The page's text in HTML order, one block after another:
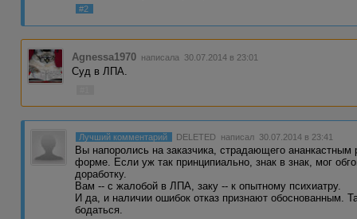
#2
Agnessa1970 написала 30.07.2014 в 23:01
Суд в ЛПА.
Лучший комментарий DELETED написал 30.07.2014 в 23:41
Вы напоролись на заказчика, страдающего
форме. Если уж так принципиально, знак в знак, мог
доработку.
Вам -- с жалобой в ЛПА, заку -- к опытному психиатру.
И да, и наличии ошибок отказ признают обоснованным.
бодаться.